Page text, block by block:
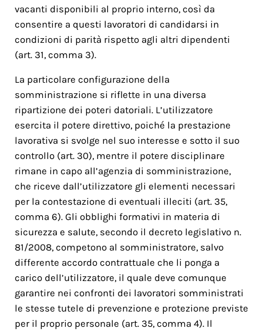
vacanti disponibili al proprio interno, così da
consentire a questi lavoratori di candidarsi in
condizioni di parità rispetto agli altri dipendenti
(art. 31, comma 3).
La particolare configurazione della
somministrazione si riflette in una diversa
ripartizione dei poteri datoriali. L’utilizzatore
esercita il potere direttivo, poiché la prestazione
lavorativa si svolge nel suo interesse e sotto il suo
controllo (art. 30), mentre il potere disciplinare
rimane in capo all’agenzia di somministrazione,
che riceve dall’utilizzatore gli elementi necessari
per la contestazione di eventuali illeciti (art. 35,
comma 6). Gli obblighi formativi in materia di
sicurezza e salute, secondo il decreto legislativo n.
81/2008, competono al somministratore, salvo
differente accordo contrattuale che li ponga a
carico dell’utilizzatore, il quale deve comunque
garantire nei confronti dei lavoratori somministrati
le stesse tutele di prevenzione e protezione previste
per il proprio personale (art. 35, comma 4). Il